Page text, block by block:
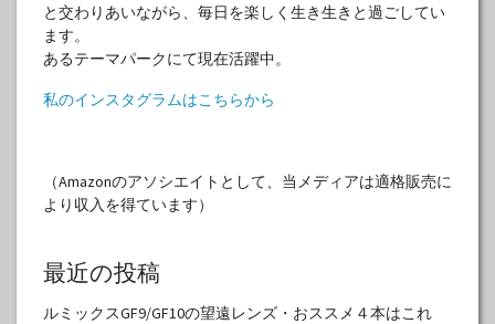
と交わりあいながら、毎日を楽しく生き生きと過ごしてい
ます。
あるテーマパークにて現在活躍中。
私のインスタグラムはこちらから
（Amazonのアソシエイトとして、当メディアは適格販売に
より収入を得ています）
最近の投稿
ルミックスGF9/GF10の望遠レンズ・おススメ４本はこれ